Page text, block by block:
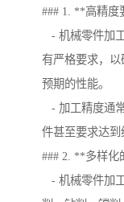
### 1. **高精度
- 机械零件加
有严格要求，以
预期的性能。
- 加工精度通
件甚至要求达到
### 2. **多样化
- 机械零件加